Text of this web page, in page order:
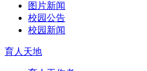
图片新闻
校园公告
校园新闻
育人天地